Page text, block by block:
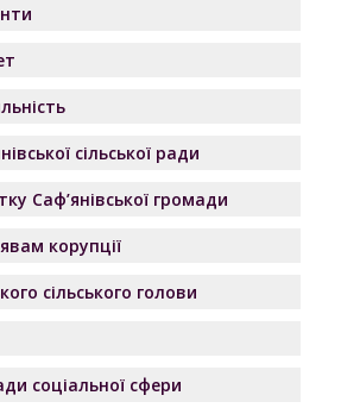
сільської ради
Саф’янівської громади
корупції
сільського голови
соціальної сфери